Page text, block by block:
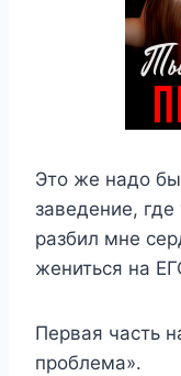
Это же надо
заведение,
разбил мне
жениться на
Первая часть
проблема».